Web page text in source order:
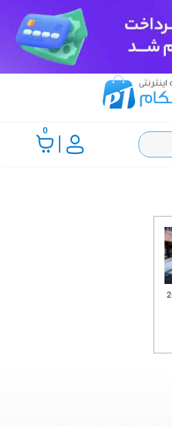
0